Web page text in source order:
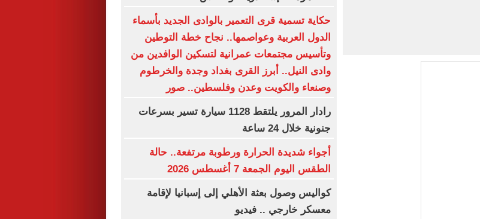
حكاية تسمية قرى التعمير بالوادى الجديد بأسماء
الدول العربية وعواصمها.. نجاح خطة التوطين
وتأسيس مجتمعات عمرانية لتسكين الوافدين من
وادى النيل.. أبرز القرى بغداد وجدة والخرطوم
وصنعاء والكويت وعدن وفلسطين.. صور
رادار المرور يلتقط 1128 سيارة تسير بسرعات
جنونية خلال 24 ساعة
أجواء شديدة الحرارة ورطوبة مرتفعة.. حالة
الطقس اليوم الجمعة 7 أغسطس 2026
كواليس وصول بعثة الأهلي إلى إسبانيا لإقامة
معسكر خارجي .. فيديو